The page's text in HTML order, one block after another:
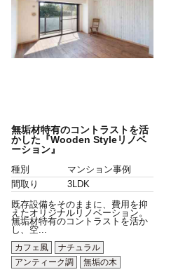
無垢材特有のコントラストを活
かした『Wooden Styleリノベ
ーション』
種別
マンション事例
間取り
3LDK
既存設備をそのままに、費用を抑
えたオリジナルリノベーション。
無垢材特有のコントラストを活か
し、空...
カフェ風
ナチュラル
アンティーク調
無垢の木